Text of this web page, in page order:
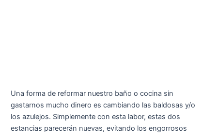
Una forma de reformar nuestro baño o cocina sin
gastarnos mucho dinero es cambiando las baldosas y/o
los azulejos. Simplemente con esta labor, estas dos
estancias parecerán nuevas, evitando los engorrosos